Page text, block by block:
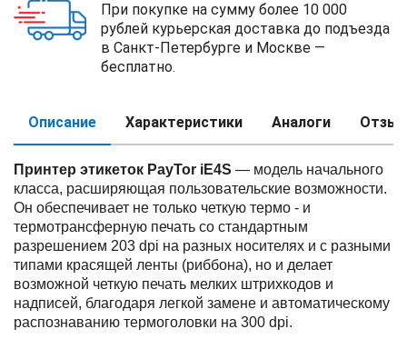
При покупке на сумму более 10 000
рублей курьерская доставка до подъезда
в Санкт-Петербурге и Москве —
бесплатно.
Описание Характеристики Аналоги
Принтер этикеток PayTor iE4S — модель начального
класса, расширяющая пользовательские возможности.
Он обеспечивает не только четкую термо - и
термотрансферную печать со стандартным
разрешением 203 dpi на разных носителях и с разными
типами красящей ленты (риббона), но и делает
возможной четкую печать мелких штрихкодов и
надписей, благодаря легкой замене и автоматическому
распознаванию термоголовки на 300 dpi.